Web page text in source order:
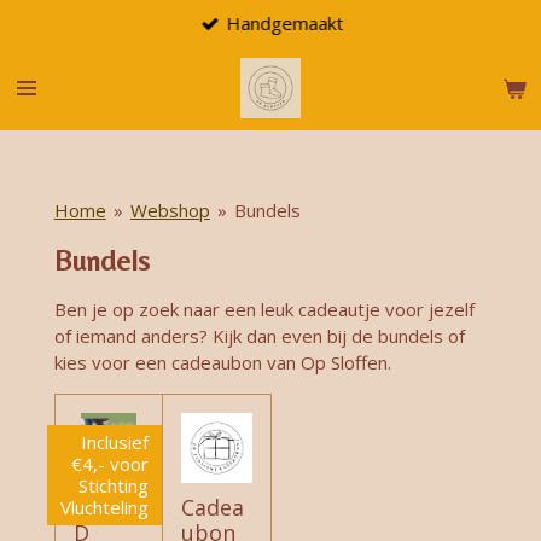
naar
hoofdinhoud
Handgemaakt
Home » Webshop » Bundels
Bundels
Ben je op zoek naar een leuk cadeautje voor jezelf
of iemand anders? Kijk dan even bij de bundels of
kies voor een cadeaubon van Op Sloffen.
Inclusief
€4,- voor
Stichting
Vluchteling
LIMITE
D
Cadea
ubon